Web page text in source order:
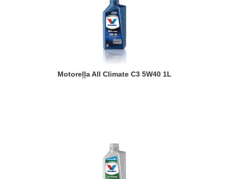
Motoreļļa All Climate C3 5W40 1L